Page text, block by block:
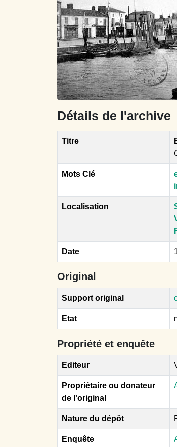
Détails de l'archive
Titre
Mots Clé
Localisation
Date
Original
Support original
Etat
Propriété et enquête
Editeur
Propriétaire ou donateur
de l'original
Nature du dépôt
Enquête